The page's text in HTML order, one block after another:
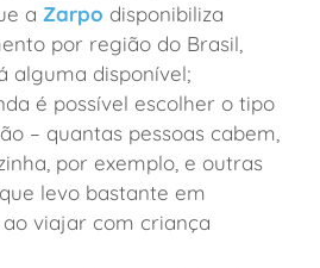
a Zarpo disponibiliza
por região do Brasil,
alguma disponível;
é possível escolher o tipo
– quantas pessoas cabem,
por exemplo, e outras
levo bastante em
viajar com criança